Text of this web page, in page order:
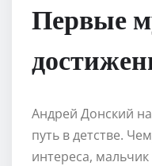
Первые
Андрей Донский
путь в детстве.
интереса,